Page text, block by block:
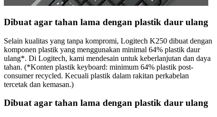
Dibuat agar tahan lama dengan plastik daur ulang
Selain kualitas yang tanpa kompromi, Logitech K250 dibuat dengan
komponen plastik yang menggunakan minimal 64% plastik daur
ulang*. Di Logitech, kami mendesain untuk keberlanjutan dan daya
tahan. (*Konten plastik keyboard: minimum 64% plastik post-
consumer recycled. Kecuali plastik dalam rakitan perkabelan
tercetak dan kemasan.)
Dibuat agar tahan lama dengan plastik daur ulang